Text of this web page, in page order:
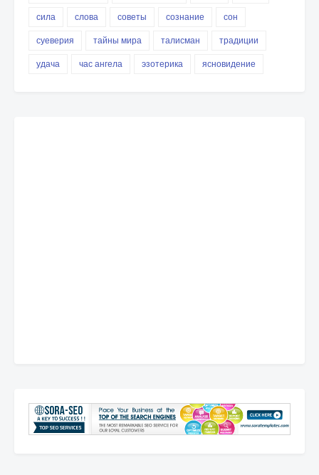
сила
слова советы сознание
сон
суеверия
тайны мира талисман
традиции
удача
час ангела эзотерика ясновидение